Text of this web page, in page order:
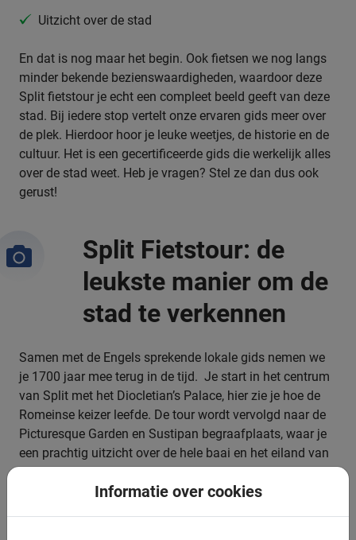
Informatie over cookies
Uitzicht over de stad
En dat is nog maar het begin. Ook fietsen we nog langs
minder bekende bezienswaardigheden, waardoor deze
Split fietstour je echt een compleet beeld geeft van deze
stad. Bij iedere stop vertelt onze ervaren gids meer over
de plek. Hierdoor hoor je leuke weetjes, de historie en de
cultuur. Het is een gecertificeerde gids die werkelijk alles
over de stad weet. Heb je vragen? Stel ze dan dus ook
gerust!
Split Fietstour: de
leukste manier om de
stad te verkennen
Samen met de Engels sprekende lokale gids nemen we
je 1700 jaar mee terug in de tijd. Je start in het centrum
van Split met het Diocletian’s Palace, hier zie je hoe de
Romeinse keizer leefde. De tour wordt vervolgd naar de
Picturesque Garden en Sustipan begraafplaats, waar je
een prachtig uitzicht over de hele baai en het eiland van
Split hebt.